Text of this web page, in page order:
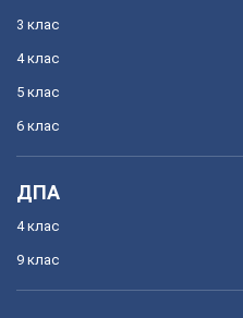
3 клас
4 клас
5 клас
6 клас
ДПА
4 клас
9 клас